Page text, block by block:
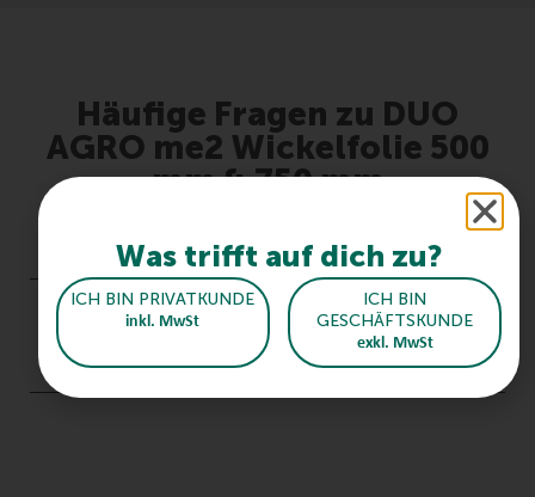
Häufige Fragen zu DUO
AGRO me2 Wickelfolie 500
mm & 750 mm
Wie wird die DUO AGRO me2 Wickelfolie
korrekt gelagert & angewendet?
Was trifft auf dich zu?
ICH BIN PRIVATKUNDE
inkl. MwSt
ICH BIN
GESCHÄFTSKUNDE
exkl. MwSt